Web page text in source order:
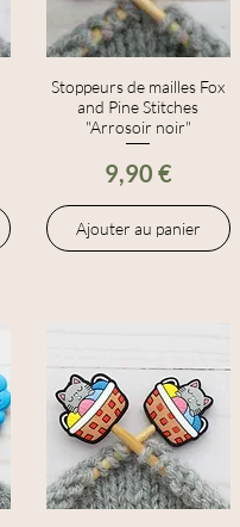
Aperçu rapide
Stoppeurs de mailles Fox
and Pine Stitches
"Arrosoir noir"
Prix
9,90 €
Ajouter au panier